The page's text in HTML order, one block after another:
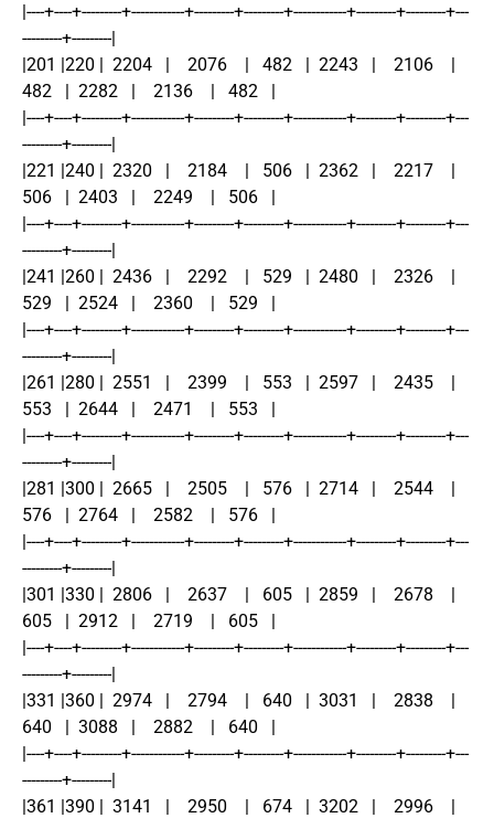
|----+----+---------+------------+---------+---------+------------+---------+---------+---
---------+---------|
|201 |220 |  2204   |    2076    |   482   |  2243   |    2106    |
482   |  2282   |    2136    |   482   |
|----+----+---------+------------+---------+---------+------------+---------+---------+---
---------+---------|
|221 |240 |  2320   |    2184    |   506   |  2362   |    2217    |
506   |  2403   |    2249    |   506   |
|----+----+---------+------------+---------+---------+------------+---------+---------+---
---------+---------|
|241 |260 |  2436   |    2292    |   529   |  2480   |    2326    |
529   |  2524   |    2360    |   529   |
|----+----+---------+------------+---------+---------+------------+---------+---------+---
---------+---------|
|261 |280 |  2551   |    2399    |   553   |  2597   |    2435    |
553   |  2644   |    2471    |   553   |
|----+----+---------+------------+---------+---------+------------+---------+---------+---
---------+---------|
|281 |300 |  2665   |    2505    |   576   |  2714   |    2544    |
576   |  2764   |    2582    |   576   |
|----+----+---------+------------+---------+---------+------------+---------+---------+---
---------+---------|
|301 |330 |  2806   |    2637    |   605   |  2859   |    2678    |
605   |  2912   |    2719    |   605   |
|----+----+---------+------------+---------+---------+------------+---------+---------+---
---------+---------|
|331 |360 |  2974   |    2794    |   640   |  3031   |    2838    |
640   |  3088   |    2882    |   640   |
|----+----+---------+------------+---------+---------+------------+---------+---------+---
---------+---------|
|361 |390 |  3141   |    2950    |   674   |  3202   |    2996    |